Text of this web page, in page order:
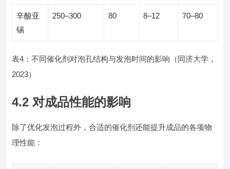
辛酸亚
锡
250–300 80 8–12 70–80
表4：不同催化剂对泡孔结构与发泡时间的影响（同济大学，
2023）
4.2 对成品性能的影响
除了优化发泡过程外，合适的催化剂还能提升成品的各项物
理性能：